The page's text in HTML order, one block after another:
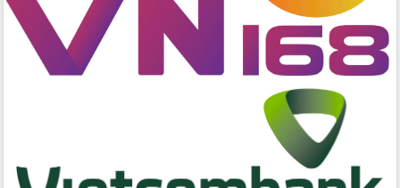
Đắk Lắk ký kết thỏa thuận hợp tác về
chuyển đổi số giai đoạn 2026 – 2030
với Tập đoàn Bưu chính Viễn thông
Việt Nam
liệu và Bản đồ số